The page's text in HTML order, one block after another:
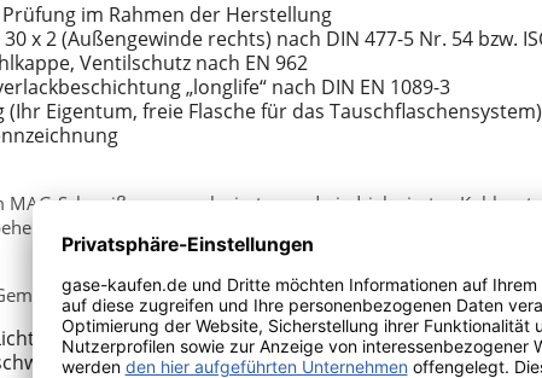
im Rahmen der Herstellung
x 2 (Außengewinde rechts) nach DIN 477-5 Nr. 54 bzw.
Ventilschutz nach EN 962
„longlife“ nach DIN EN 1089-3
Eigentum, freie Flasche für das Tauschflaschensystem)
MAG-Schweißen von unlegierten und niedriglegierten
Schweißbad; Es ergibt sich ein zähflüssiges